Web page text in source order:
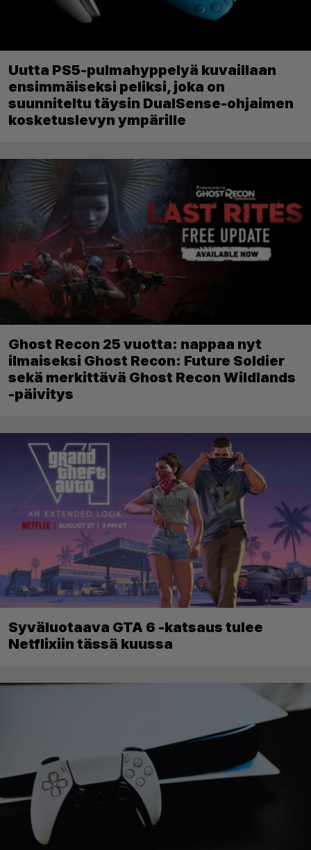
Uutta PS5-pulmahyppelyä kuvaillaan
ensimmäiseksi peliksi, joka on
suunniteltu täysin DualSense-ohjaimen
kosketuslevyn ympärille
Ghost Recon 25 vuotta: nappaa nyt
ilmaiseksi Ghost Recon: Future Soldier
sekä merkittävä Ghost Recon Wildlands
-päivitys
Syväluotaava GTA 6 -katsaus tulee
Netflixiin tässä kuussa